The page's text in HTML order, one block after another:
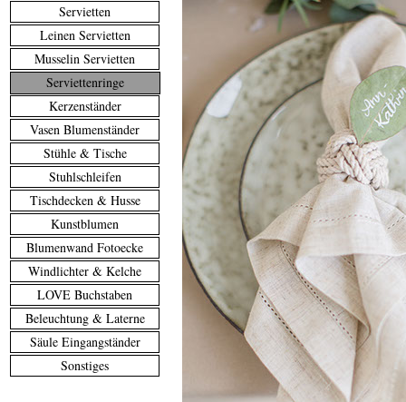
Servietten
Leinen Servietten
Musselin Servietten
Serviettenringe
Kerzenständer
Vasen Blumenständer
Stühle & Tische
Stuhlschleifen
Tischdecken & Husse
Kunstblumen
Blumenwand Fotoecke
Windlichter & Kelche
LOVE Buchstaben
Beleuchtung & Laterne
Säule Eingangständer
Sonstiges